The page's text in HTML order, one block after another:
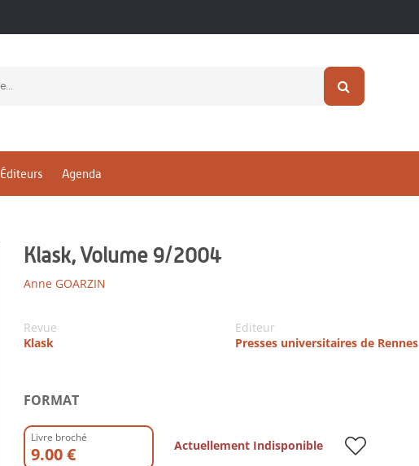
Éditeurs Agenda
Klask, Volume 9/2004
Anne GOARZIN
Revue
Klask
Editeur
Presses universitaires de Rennes
FORMAT
Livre broché
9.00 € Actuellement Indisponible